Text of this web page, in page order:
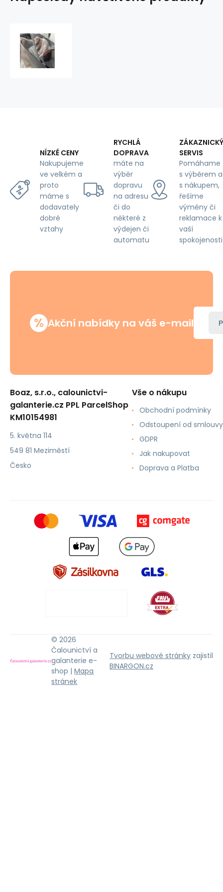
NÍZKÉ CENY
Nakupujeme
ve velkém a
proto
máme s
dodavately
dobré
vztahy
RYCHLÁ
DOPRAVA
máte na
výběr
dopravu
na adresu
či do
některé z
výdejen či
automatu
ZÁKAZNICKÝ
SERVIS
Pomáhame
s výběrem a
s nákupem,
řešíme
výměny či
reklamace k
vaší
spokojenosti
% Akční nabídky na váš e-mail
Boaz, s.r.o., calounictvi-
galanterie.cz PPL ParcelShop
KM10154981
5. května 114
549 81 Meziměstí
Česko
Vše o nákupu
Obchodní podmínky
Odstoupení od smlouvy
GDPR
Jak nakupovat
Doprava a Platba
© 2026
Čalounictví a
galanterie e-
shop |Mapa
stránek
Tvorbu webové stránky zajistil
BINARGON.cz